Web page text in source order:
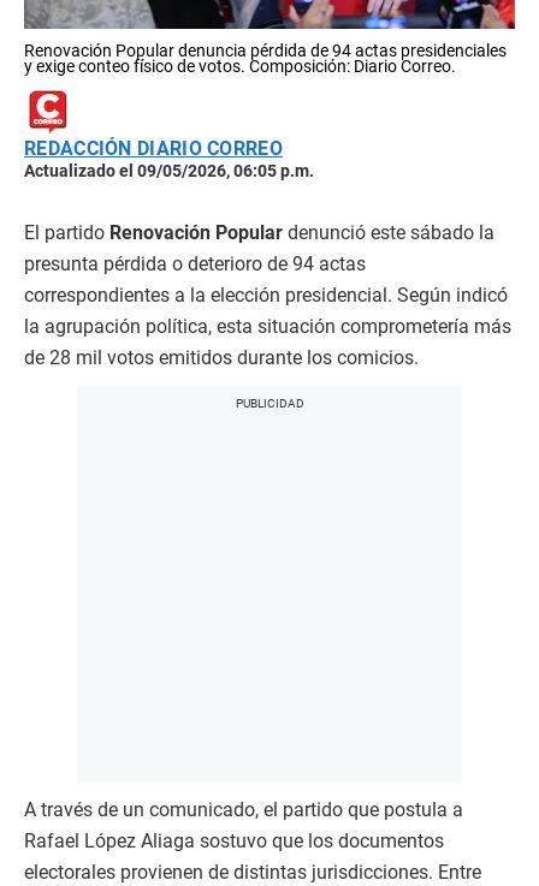
Renovación Popular denuncia pérdida de 94 actas presidenciales
y exige conteo físico de votos. Composición: Diario Correo.
REDACCIÓN DIARIO CORREO
Actualizado el 09/05/2026, 06:05 p.m.
El partido Renovación Popular denunció este sábado la
presunta pérdida o deterioro de 94 actas
correspondientes a la elección presidencial. Según indicó
la agrupación política, esta situación comprometería más
de 28 mil votos emitidos durante los comicios.
A través de un comunicado, el partido que postula a
Rafael López Aliaga sostuvo que los documentos
electorales provienen de distintas jurisdicciones. Entre